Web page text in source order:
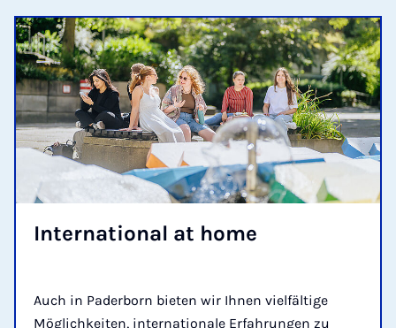
In­ter­na­tion­al at home
Auch in Paderborn bieten wir Ihnen vielfältige
Möglichkeiten, internationale Erfahrungen zu